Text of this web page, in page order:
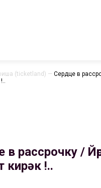
(ticketland) — Сердце в
в рассрочку /
кирәк !..